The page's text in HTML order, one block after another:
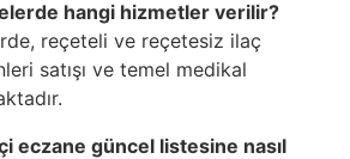
hangi hizmetler verilir?
reçeteli ve reçetesiz ilaç
satışı ve temel medikal
eczane güncel listesine nasıl